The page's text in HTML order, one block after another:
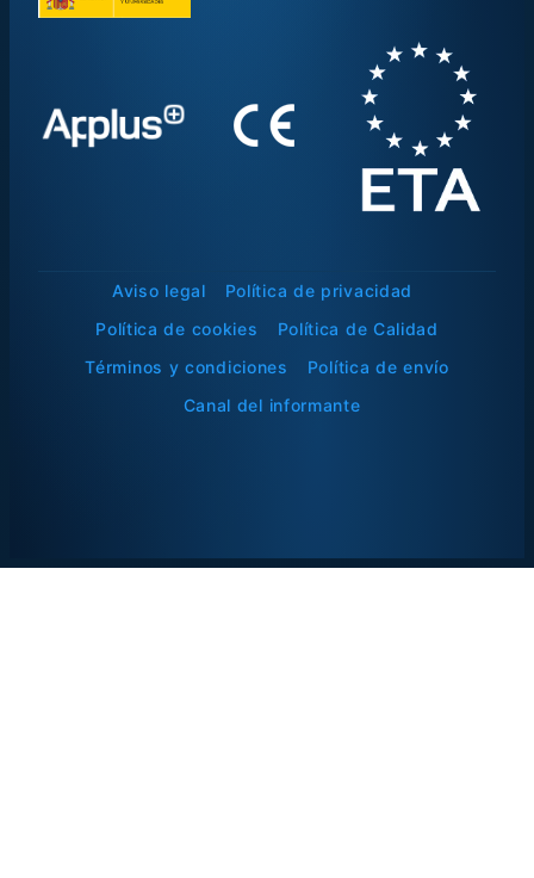
Aviso legal
Política de privacidad
Política de cookies
Política de Calidad
Términos y condiciones
Política de envío
Canal del informante